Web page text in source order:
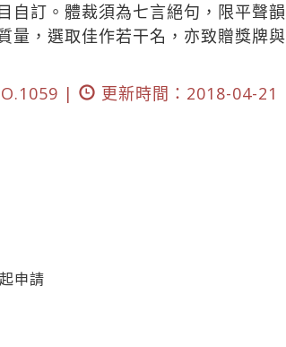
訂。體裁須為七言絕句，限平聲
，選取佳作若干名，亦致贈獎牌
|
更新時間：2018-04-21
申請